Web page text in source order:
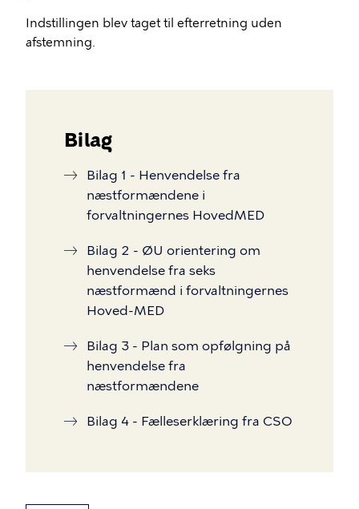
Indstillingen blev taget til efterretning uden
afstemning.
Bilag
Bilag 1 - Henvendelse fra
næstformændene i
forvaltningernes HovedMED
Bilag 2 - ØU orientering om
henvendelse fra seks
næstformænd i forvaltningernes
Hoved-MED
Bilag 3 - Plan som opfølgning på
henvendelse fra
næstformændene
Bilag 4 - Fælleserklæring fra CSO